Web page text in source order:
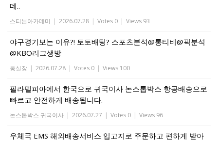
데..
스티븐아카데미 | 2026.07.28 | Votes 0 | Views 93
야구경기보는 이유?! 토토배팅? 스포츠분석@통티비@픽분석
@KBO리그생방
통실장 | 2026.07.28 | Votes 0 | Views 100
필라델피아에서 한국으로 귀국이사 논스톱박스 항공배송으로
빠르고 안전하게 배송됩니다.
논스톱박스 귀국이사 | 2026.07.27 | Votes 0 | Views 96
우체국 EMS 해외배송서비스 입고지로 주문하고 편하게 받아